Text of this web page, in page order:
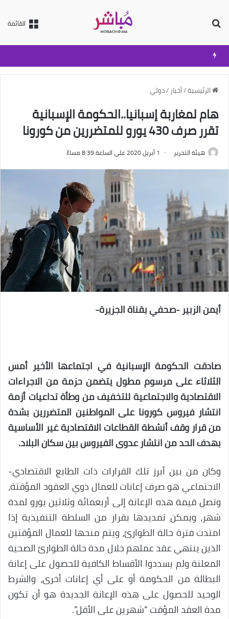
القائمة
الرئيسية/أخبار /دولي
هام لمغاربة إسبانيا..الحكومة الإسبانية
تقرر صرف 430 يورو للمتضررين من كورونا
هيئة التحرير 1 أبريل 2020 على الساعة 8:39 مساءً
أيمن الزبير -صحفي بقناة الجزيرة-
صادقت الحكومة الإسبانية في اجتماعها الأخير أمس
الثلاثاء على مرسوم مطول يتضمن حزمة من الاجراءات
الاقتصادية والاجتماعية للتخفيف من وطأة تداعيات أزمة
انتشار فيروس كورونا على المواطنين المتضررين بشدة
من قرار وقف أنشطة القطاعات الاقتصادية غير الأساسية
بهدف الحد من انتشار عدوى الفيروس بين سكان البلاد.
وكان من بين أبرز تلك القرارات ذات الطابع الاقتصادي-
الاجتماعي هو صرف إعانات للعمال ذوي العقود المؤقتة،
وتصل قيمة هذه الإعانة إلى أربعمائة وثلاثين يورو لمدة
شهر، ويمكن تمديدها بقرار من السلطة التنفيذية إذا
امتدت فترة حالة الطوارئ، ويتم منحها للعمال المؤقتين
الذين ينتهي عقد عملهم خلال مدة حالة الطوارئ الصحية
المعلنة ولم يسددوا الأقساط الكافية للحصول على إعانة
البطالة من الحكومة أو على أي إعانات أخرى، والشرط
الوحيد للحصول على هذه الإعانة الجديدة هو أن تكون
مدة العقد المؤقت “شهرين على الأقل”.